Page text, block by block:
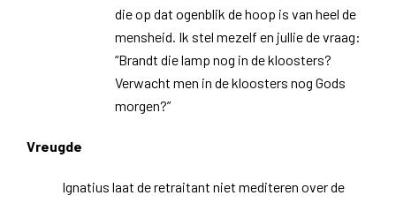
die op dat ogenblik de hoop is van heel de
mensheid. Ik stel mezelf en jullie de vraag:
“Brandt die lamp nog in de kloosters?
Verwacht men in de kloosters nog Gods
morgen?”
Vreugde
Ignatius laat de retraitant niet mediteren over de